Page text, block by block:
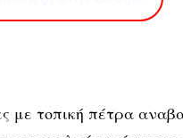
με τοπική πέτρα